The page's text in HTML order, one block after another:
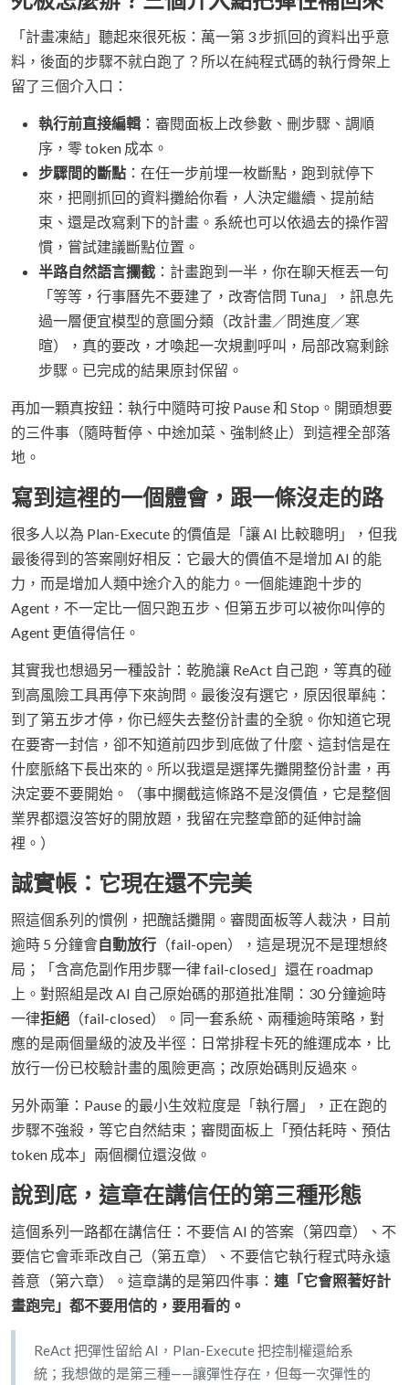
「計畫凍結」聽起來很死板：萬一第 3 步抓回的資料出乎意
料，後面的步驟不就白跑了？所以在純程式碼的執行骨架上
留了三個介入口：
執行前直接編輯 ：審閱面板上改參數、刪步驟、調順
序，零 token 成本。
步驟間的斷點 ：在任一步前埋一枚斷點，跑到就停下
來，把剛抓回的資料攤給你看，人決定繼續、提前結
束、還是改寫剩下的計畫。系統也可以依過去的操作習
慣，嘗試建議斷點位置。
半路自然語言攔截 ：計畫跑到一半，你在聊天框丟一句
「等等，行事曆先不要建了，改寄信問 Tuna」，訊息先
過一層便宜模型的意圖分類（改計畫／問進度／寒
暄），真的要改，才喚起一次規劃呼叫，局部改寫剩餘
步驟。已完成的結果原封保留。
再加一顆真按鈕：執行中隨時可按 Pause 和 Stop。開頭想要
的三件事（隨時暫停、中途加菜、強制終止）到這裡全部落
地。
寫到這裡的一個體會，跟一條沒走的路
很多人以為 Plan-Execute 的價值是「讓 AI 比較聰明」，但我
最後得到的答案剛好相反：它最大的價值不是增加 AI 的能
力，而是增加人類中途介入的能力。一個能連跑十步的
Agent，不一定比一個只跑五步、但第五步可以被你叫停的
Agent 更值得信任。
其實我也想過另一種設計：乾脆讓 ReAct 自己跑，等真的碰
到高風險工具再停下來詢問。最後沒有選它，原因很單純：
到了第五步才停，你已經失去整份計畫的全貌。你知道它現
在要寄一封信，卻不知道前四步到底做了什麼、這封信是在
什麼脈絡下長出來的。所以我還是選擇先攤開整份計畫，再
決定要不要開始。（事中攔截這條路不是沒價值，它是整個
業界都還沒答好的開放題，我留在完整章節的延伸討論
裡。）
誠實帳：它現在還不完美
照這個系列的慣例，把醜話攤開。審閱面板等人裁決，目前
逾時 5 分鐘會自動放行 （fail-open），這是現況不是理想終
局；「含高危副作用步驟一律 fail-closed」還在 roadmap
上。對照組是改 AI 自己原始碼的那道批准閘：30 分鐘逾時
一律拒絕 （fail-closed）。同一套系統、兩種逾時策略，對
應的是兩個量級的波及半徑：日常排程卡死的維運成本，比
放行一份已校驗計畫的風險更高；改原始碼則反過來。
另外兩筆：Pause 的最小生效粒度是「執行層」，正在跑的
步驟不強殺，等它自然結束；審閱面板上「預估耗時、預估
token 成本」兩個欄位還沒做。
說到底，這章在講信任的第三種形態
這個系列一路都在講信任：不要信 AI 的答案（第四章）、不
要信它會乖乖改自己（第五章）、不要信它執行程式時永遠
善意（第六章）。這章講的是第四件事： 連「它會照著好計
畫跑完」都不要用信的，要用看的。
ReAct 把彈性留給 AI，Plan-Execute 把控制權還給系
統；我想做的是第三種——讓彈性存在，但每一次彈性的